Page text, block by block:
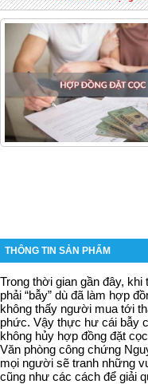
THÔNG TIN SẢN PHẨM
Trong thời gian gần đây,
phải “bẫy” dù đã làm hợp
không thấy người mua tới
phức. Vậy thực hư cái bẫy
không hủy hợp đồng đặt
Văn phòng công chứng
mọi người sẽ tranh những
cũng như các cách để giải